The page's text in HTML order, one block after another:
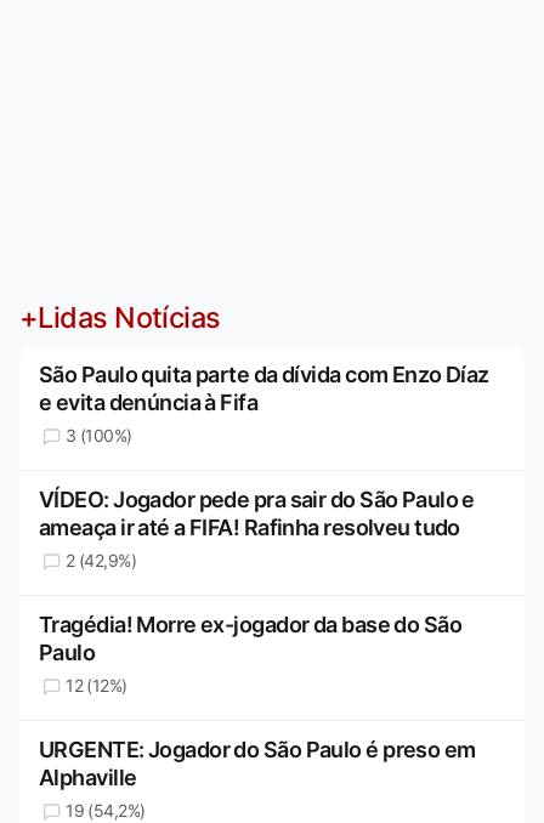
+Lidas Notícias
São Paulo quita parte da dívida com Enzo Díaz
e evita denúncia à Fifa
3 (100%)
VÍDEO: Jogador pede pra sair do São Paulo e
ameaça ir até a FIFA! Rafinha resolveu tudo
2 (42,9%)
Tragédia! Morre ex-jogador da base do São
Paulo
12 (12%)
URGENTE: Jogador do São Paulo é preso em
Alphaville
19 (54,2%)